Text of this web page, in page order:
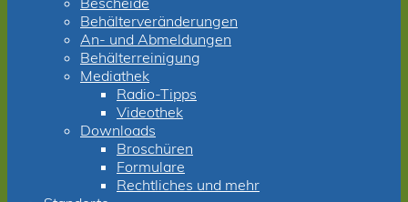
Behälterveränderungen
An- und Abmeldungen
Behälterreinigung
Mediathek
Radio-Tipps
Videothek
Downloads
Broschüren
Formulare
Rechtliches und mehr